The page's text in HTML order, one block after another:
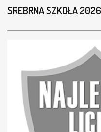
SREBRNA SZKOŁA 2026